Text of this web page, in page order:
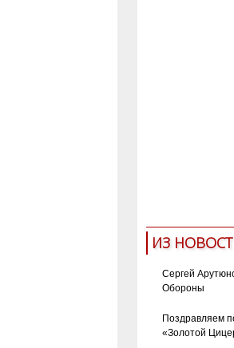
ИЗ
Сергей
Обороны
Поздравляем
«Золотой